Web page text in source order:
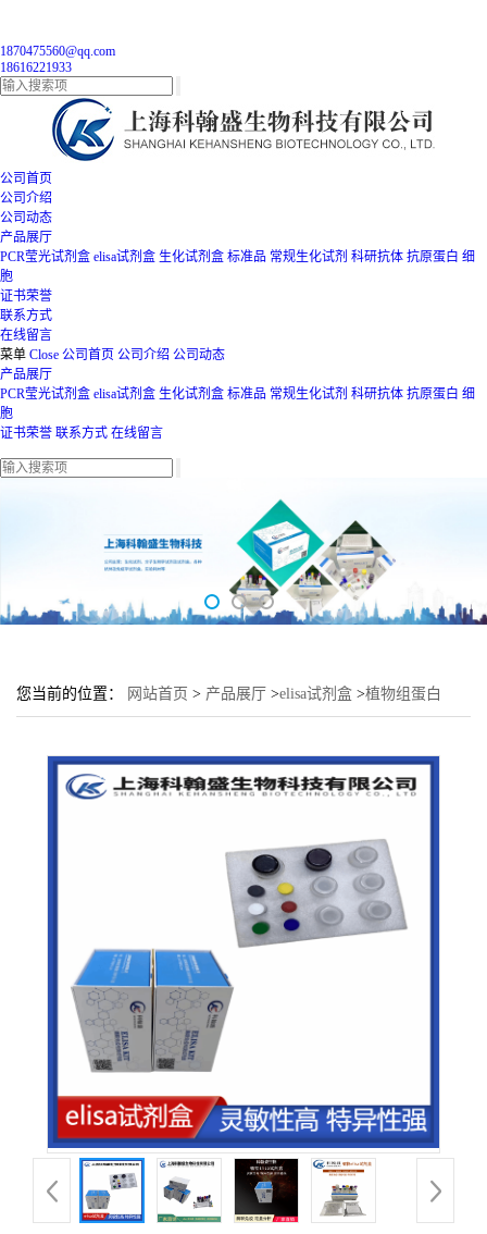
1870475560@qq.com
18616221933
公司首页
公司介绍
公司动态
产品展厅
PCR莹光试剂盒 elisa试剂盒 生化试剂盒 标准品 常规生化试剂 科研抗体 抗原蛋白 细
胞
证书荣誉
联系方式
在线留言
菜单 Close 公司首页 公司介绍 公司动态
产品展厅
PCR莹光试剂盒 elisa试剂盒 生化试剂盒 标准品 常规生化试剂 科研抗体 抗原蛋白 细
胞
证书荣誉 联系方式 在线留言
您当前的位置： 网站首页 > 产品展厅 >elisa试剂盒 >植物组蛋白